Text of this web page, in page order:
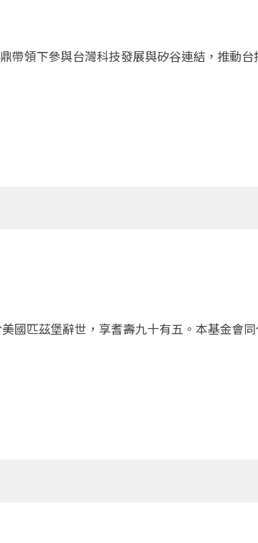
帶領下參與台灣科技發展與矽谷連結，推動
國匹茲堡辭世，享耆壽九十有五。本基金會